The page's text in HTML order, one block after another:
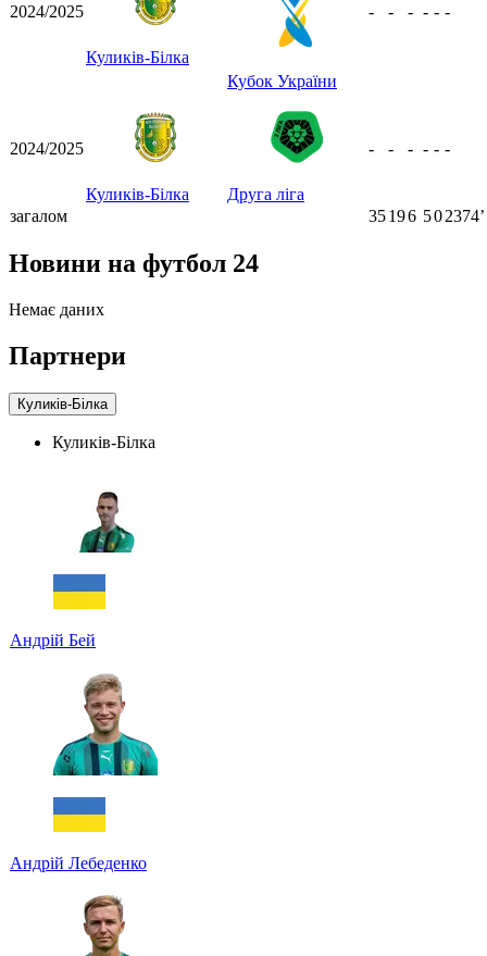
2024/2025
Куликів-Білка
Кубок України
- - - - - -
2024/2025
Куликів-Білка Друга ліга
- - - - - -
загалом 35196 502374ʼ
Новини на футбол 24
Немає даних
Партнери
Куликів-Білка
Куликів-Білка
Андрій Бей
Андрій Лебеденко